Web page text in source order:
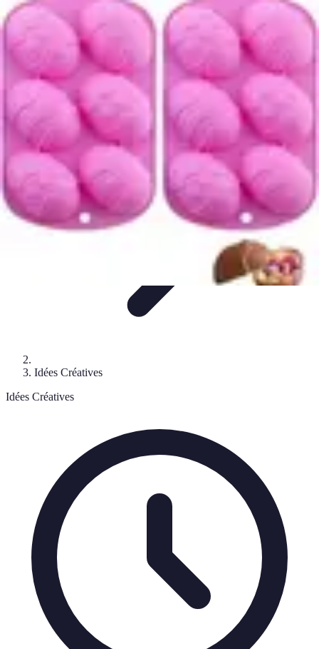
Chocolats de Pâques
Tendances
Saveurs et Variétés
Décoration et
PersonnalisationChocolats Bio
Chocolats de Pâques
Idées Créatives
Idées Créatives